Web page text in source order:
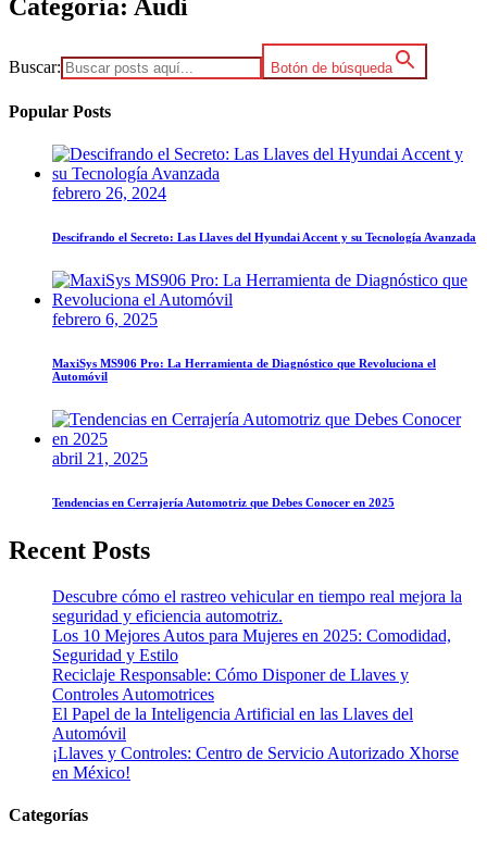
Categoría: Audi
Buscar: Botón de búsqueda
Popular Posts
febrero 26, 2024
Descifrando el Secreto: Las Llaves del Hyundai Accent y su Tecnología Avanzada
febrero 6, 2025
MaxiSys MS906 Pro: La Herramienta de Diagnóstico que Revoluciona el
Automóvil
abril 21, 2025
Tendencias en Cerrajería Automotriz que Debes Conocer en 2025
Recent Posts
Descubre cómo el rastreo vehicular en tiempo real mejora la
seguridad y eficiencia automotriz.
Los 10 Mejores Autos para Mujeres en 2025: Comodidad,
Seguridad y Estilo
Reciclaje Responsable: Cómo Disponer de Llaves y
Controles Automotrices
El Papel de la Inteligencia Artificial en las Llaves del
Automóvil
¡Llaves y Controles: Centro de Servicio Autorizado Xhorse
en México!
Categorías